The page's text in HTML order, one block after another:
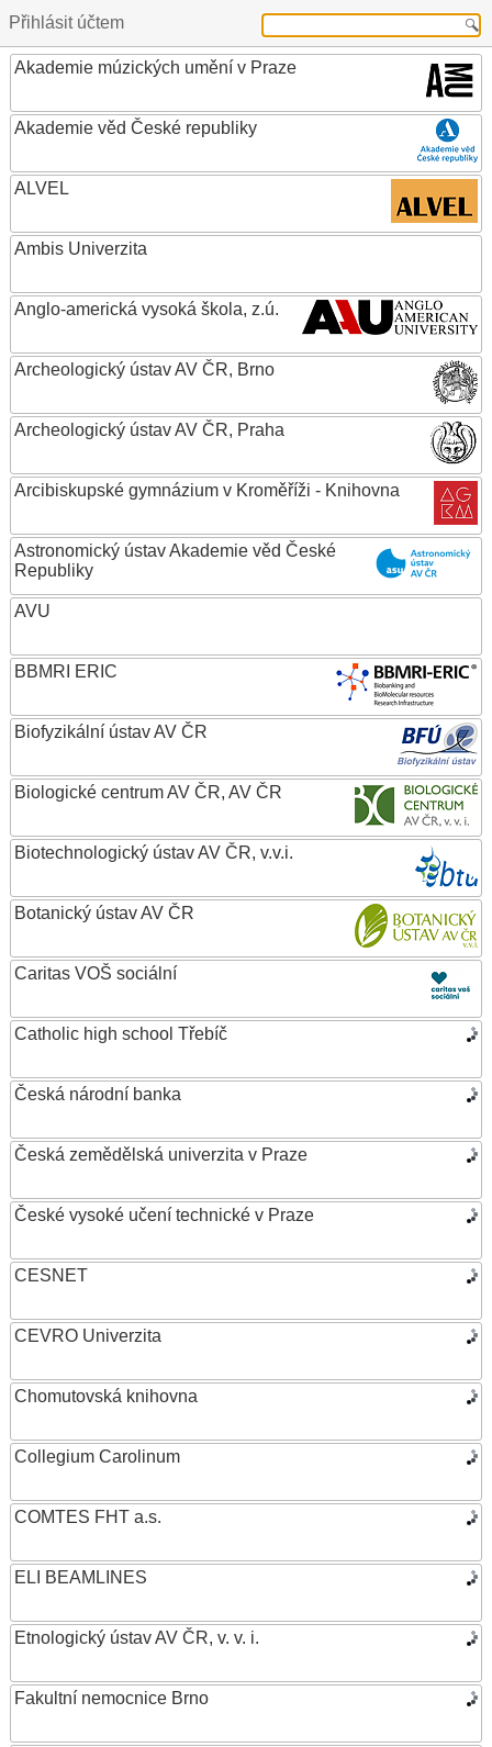
Přihlásit účtem
Akademie múzických umění v Praze
Akademie věd České republiky
ALVEL
Ambis Univerzita
Anglo-americká vysoká škola, z.ú.
Archeologický ústav AV ČR, Brno
Archeologický ústav AV ČR, Praha
Arcibiskupské gymnázium v Kroměříži - Knihovna
Astronomický ústav Akademie věd České
Republiky
AVU
BBMRI ERIC
Biofyzikální ústav AV ČR
Biologické centrum AV ČR, AV ČR
Biotechnologický ústav AV ČR, v.v.i.
Botanický ústav AV ČR
Caritas VOŠ sociální
Catholic high school Třebíč
Česká národní banka
Česká zemědělská univerzita v Praze
České vysoké učení technické v Praze
CESNET
CEVRO Univerzita
Chomutovská knihovna
Collegium Carolinum
COMTES FHT a.s.
ELI BEAMLINES
Etnologický ústav AV ČR, v. v. i.
Fakultní nemocnice Brno